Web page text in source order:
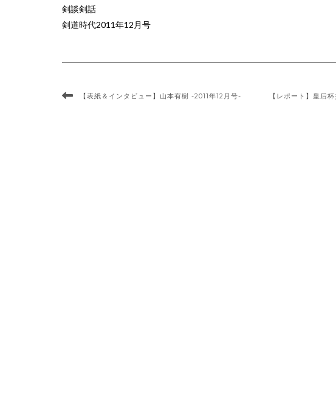
剣談剣話
剣道時代2011年12月号
【表紙＆インタビュー】山本有樹 -2011年12月号- 【レポート】皇后